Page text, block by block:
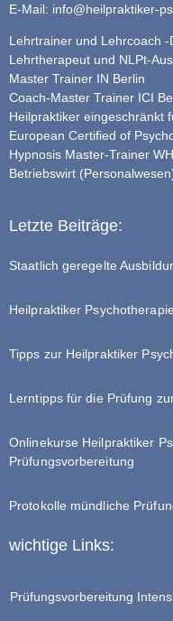
E-Mail: info@heilpraktiker-
Lehrtrainer und Lehrcoach -
Lehrtherapeut und NLPt-
Master Trainer IN Berlin
Coach-Master Trainer ICI
Heilpraktiker eingeschränkt
European Certified of
Hypnosis Master-Trainer
Betriebswirt
Letzte Beiträge:
Staatlich geregelte
Heilpraktiker
Tipps zur Heilpraktiker
Lerntipps für die Prüfung
Onlinekurse Heilpraktiker
Prüfungsvorbereitung
Protokolle mündliche
wichtige Links:
Prüfungsvorbereitung